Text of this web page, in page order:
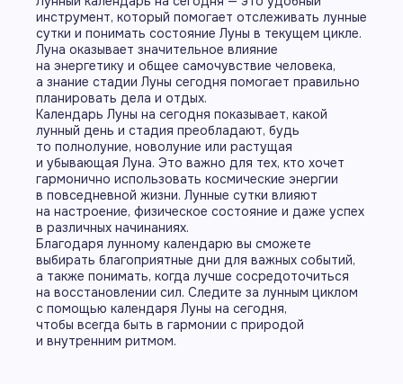
инструмент, который помогает отслеживать лунные
сутки и понимать состояние Луны в текущем цикле.
Луна оказывает значительное влияние
на энергетику и общее самочувствие человека,
а знание стадии Луны сегодня помогает правильно
планировать дела и отдых.
Календарь Луны на сегодня показывает, какой
лунный день и стадия преобладают, будь
то полнолуние, новолуние или растущая
и убывающая Луна. Это важно для тех, кто хочет
гармонично использовать космические энергии
в повседневной жизни. Лунные сутки влияют
на настроение, физическое состояние и даже успех
в различных начинаниях.
Благодаря лунному календарю вы сможете
выбирать благоприятные дни для важных событий,
а также понимать, когда лучше сосредоточиться
на восстановлении сил. Следите за лунным циклом
с помощью календаря Луны на сегодня,
чтобы всегда быть в гармонии с природой
и внутренним ритмом.